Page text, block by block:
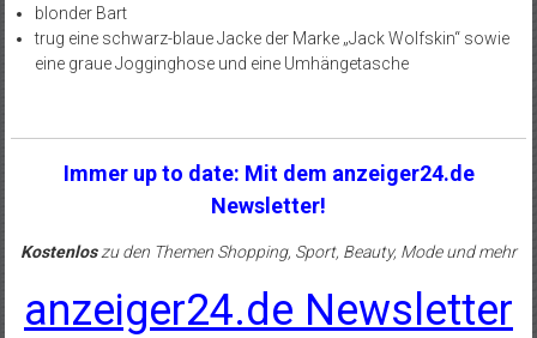
blonder Bart
trug eine schwarz-blaue Jacke der Marke „Jack Wolfskin“ sowie
eine graue Jogginghose und eine Umhängetasche
Immer up to date: Mit dem anzeiger24.de
Newsletter!
Kostenloszu den Themen Shopping, Sport, Beauty, Mode und mehr
anzeiger24.de Newsletter